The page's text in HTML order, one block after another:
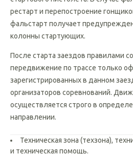
между 15 и 0 секундой при помощи
стартового пистолета. В случае
рестарт и перепостроение
фальстарт получает
колонны стартующих.
После старта заездов правилами
передвижение по трассе только
зарегистрированных в данном
организаторов соревнований.
осуществляется строго в